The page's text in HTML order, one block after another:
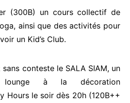
(300B) un cours collectif de
ainsi que des activités pour
un Kid’s Club.
conteste le SALA SIAM, un
lounge à la décoration
Hours le soir dès 20h (120B++